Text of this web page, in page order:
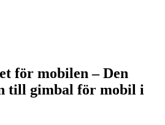
för mobilen – Den
till gimbal för mobil i